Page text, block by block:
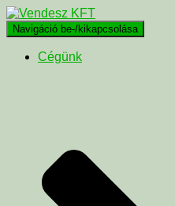
Navigáció be-/kikapcsolása
Cégünk